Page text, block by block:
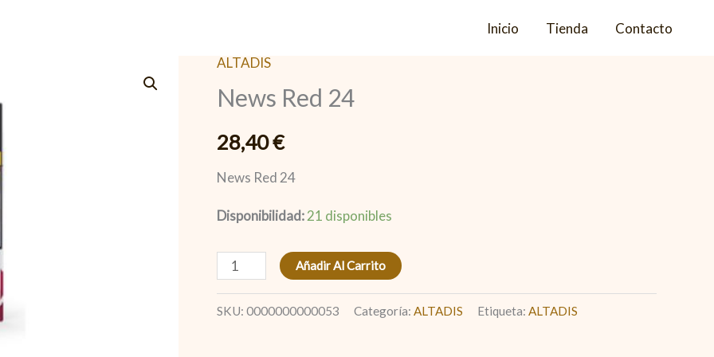
Inicio Tienda Contacto
ALTADIS
News Red 24
28,40€
News Red 24
Disponibilidad:21 disponibles
News
Red
cantidad
Añadir Al Carrito
SKU: 0000000000053 Categoría: ALTADIS Etiqueta: ALTADIS